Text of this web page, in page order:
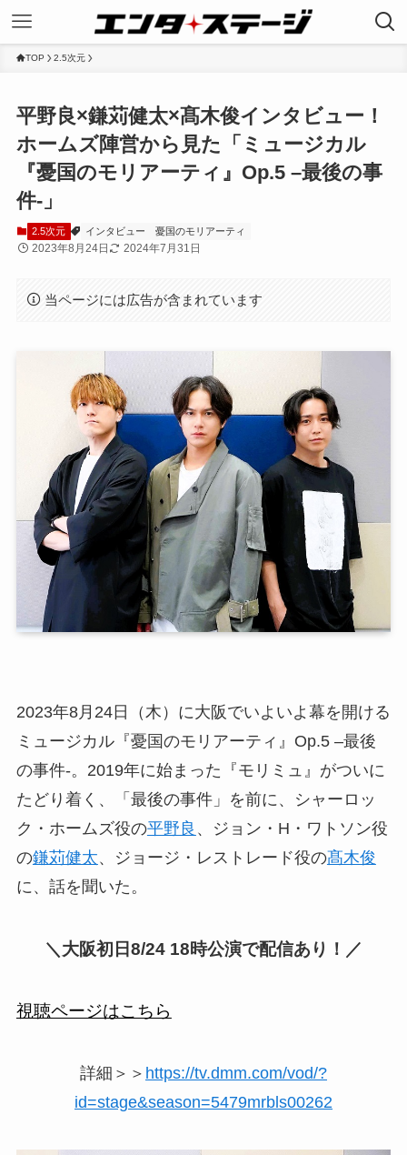
TOP 2.5次元
平野良×鎌苅健太×髙木俊インタビュー！
ホームズ陣営から見た「ミュージカル
『憂国のモリアーティ』Op.5 –最後の事
件-」
2.5次元 インタビュー 憂国のモリアーティ
2023年8月24日 2024年7月31日
当ページには広告が含まれています
2023年8月24日（木）に大阪でいよいよ幕を開ける
ミュージカル『憂国のモリアーティ』Op.5 –最後
の事件-。2019年に始まった『モリミュ』がついに
たどり着く、「最後の事件」を前に、シャーロッ
ク・ホームズ役の平野良 、ジョン・H・ワトソン役
の鎌苅健太、ジョージ・レストレード役の髙木俊
に、話を聞いた。
＼大阪初日8/24 18時公演で配信あり！／
視聴ページはこちら
詳細＞＞ https://tv.dmm.com/vod/?
id=stage&season=5479mrbls00262